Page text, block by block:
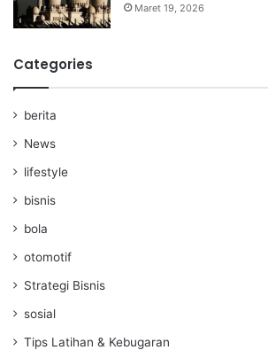
Maret 19, 2026
Categories
berita
News
lifestyle
bisnis
bola
otomotif
Strategi Bisnis
sosial
Tips Latihan & Kebugaran